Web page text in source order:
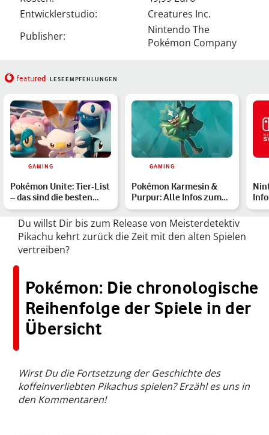
Entwicklerstudio:
Creatures Inc.
Publisher:
Nintendo The
Pokémon Company
featured LESEEMPFEHLUNGEN
GAMING
Pokémon Unite: Tier-List
– das sind die besten
Pokémon im Ranking
GAMING
Pokémon Karmesin &
Purpur: Alle Infos zum
ersten DLC
Du willst Dir bis zum Release von Meisterdetektiv
Pikachu kehrt zurück die Zeit mit den alten Spielen
vertreiben?
Pokémon: Die chronologische
Reihenfolge der Spiele in der
Übersicht
Wirst Du die Fortsetzung der Geschichte des
koffeinverliebten Pikachus spielen? Erzähl es uns in
den Kommentaren!